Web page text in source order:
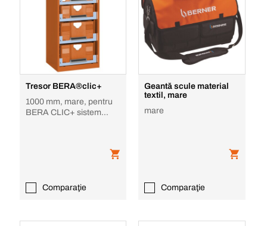
Tresor BERA®clic+
1000 mm, mare, pentru
BERA CLIC+ sistem
Comparaţie
Geantă scule material
textil, mare
mare
Comparaţie